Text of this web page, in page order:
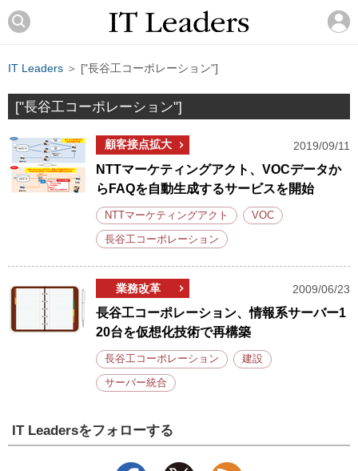
IT Leaders ＞ ["長谷工コーポレーション"]
["長谷工コーポレーション"]
顧客接点拡大 2019/09/11
NTTマーケティングアクト、VOCデータか
らFAQを自動生成するサービスを開始
NTTマーケティングアクト VOC
長谷工コーポレーション
業務改革 2009/06/23
長谷工コーポレーション、情報系サーバー1
20台を仮想化技術で再構築
長谷工コーポレーション 建設
サーバー統合
IT Leadersをフォローする